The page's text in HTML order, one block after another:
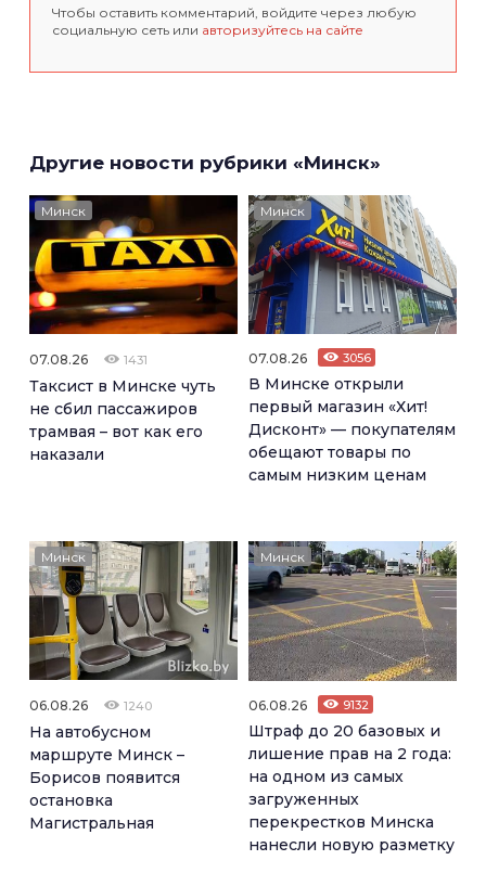
Чтобы оставить комментарий, войдите через любую
социальную сеть или авторизуйтесь на сайте
Другие новости рубрики «Минск»
Минск
07.08.26 1431
Таксист в Минске чуть
не сбил пассажиров
трамвая – вот как его
наказали
Минск
07.08.26 3056
В Минске открыли
первый магазин «Хит!
Дисконт» — покупателям
обещают товары по
самым низким ценам
Минск
06.08.26 1240
На автобусном
маршруте Минск –
Борисов появится
остановка
Магистральная
Минск
06.08.26 9132
Штраф до 20 базовых и
лишение прав на 2 года:
на одном из самых
загруженных
перекрестков Минска
нанесли новую разметку